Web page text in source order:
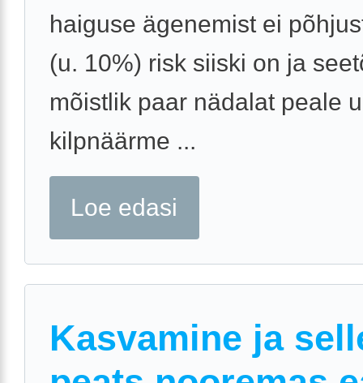
haiguse ägenemist ei
(u. 10%) risk siiski on ja
mõistlik paar nädalat peale
kilpnäärme ...
Loe edasi
Kasvamine ja